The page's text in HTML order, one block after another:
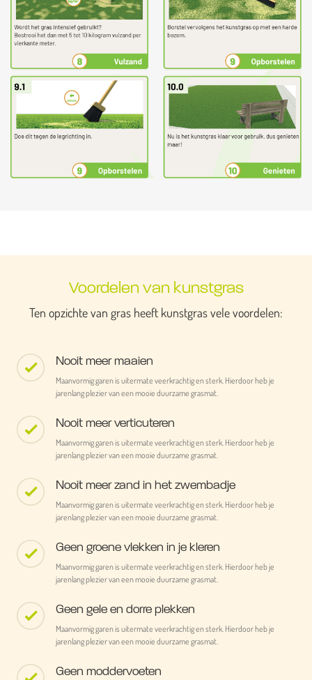
Voordelen van kunstgras
Ten opzichte van gras heeft kunstgras vele voordelen:
Nooit meer maaien
Maanvormig garen is uitermate veerkrachtig en sterk. Hierdoor heb je
jarenlang plezier van een mooie duurzame grasmat.
Nooit meer verticuteren
Maanvormig garen is uitermate veerkrachtig en sterk. Hierdoor heb je
jarenlang plezier van een mooie duurzame grasmat.
Nooit meer zand in het zwembadje
Maanvormig garen is uitermate veerkrachtig en sterk. Hierdoor heb je
jarenlang plezier van een mooie duurzame grasmat.
Geen groene vlekken in je kleren
Maanvormig garen is uitermate veerkrachtig en sterk. Hierdoor heb je
jarenlang plezier van een mooie duurzame grasmat.
Geen gele en dorre plekken
Maanvormig garen is uitermate veerkrachtig en sterk. Hierdoor heb je
jarenlang plezier van een mooie duurzame grasmat.
Geen moddervoeten